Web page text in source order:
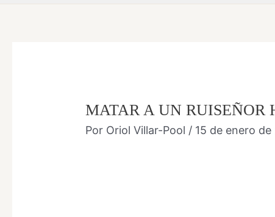
MATAR A UN RUISEÑOR
Por Oriol Villar-Pool / 15 de enero